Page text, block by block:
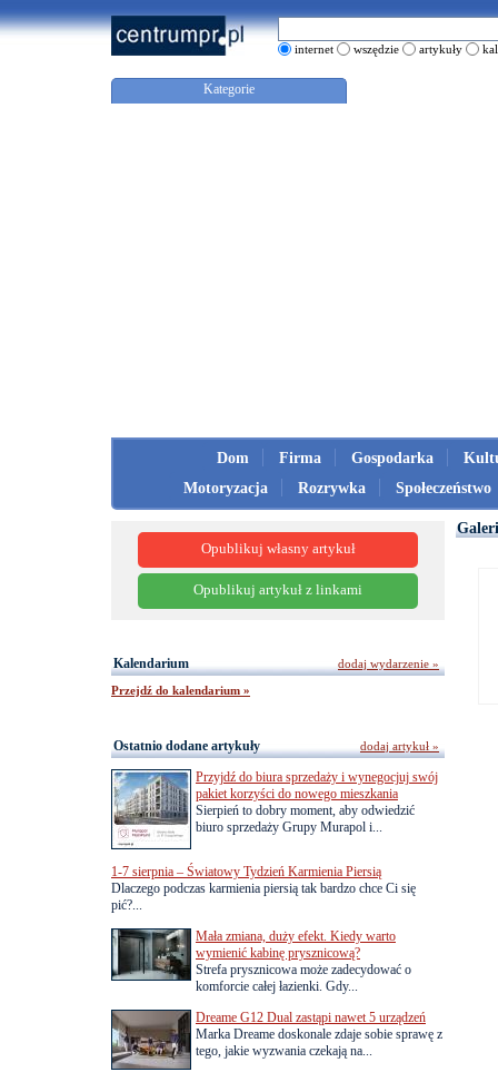
internet wszędzie artykuły
Kategorie
Dom Firma Gospodarka
Motoryzacja
Rozrywka Społeczeństwo
Opublikuj własny artykuł
Opublikuj artykuł z linkami
Kalendarium
Przejdź do kalendarium »
dodaj wydarzenie »
Ostatnio dodane artykuły
Przyjdź do biura sprzedaży i wynegocjuj swój
pakiet korzyści do nowego mieszkania
Sierpień to dobry moment, aby odwiedzić
biuro sprzedaży Grupy Murapol i...
1-7 sierpnia – Światowy Tydzień Karmienia Piersią
Dlaczego podczas karmienia piersią tak bardzo chce Ci się
pić?...
Mała zmiana, duży efekt. Kiedy warto
wymienić kabinę prysznicową?
Strefa prysznicowa może zadecydować o
komforcie całej łazienki. Gdy...
Dreame G12 Dual zastąpi nawet 5 urządzeń
Marka Dreame doskonale zdaje sobie sprawę z
tego, jakie wyzwania czekają na...
dodaj artykuł »